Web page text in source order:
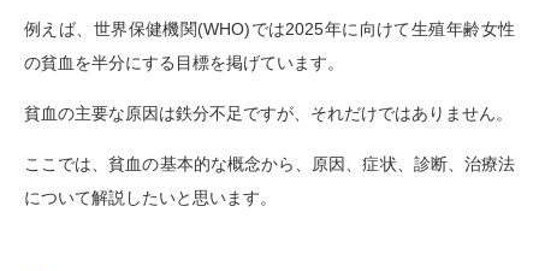
例えば、世界保健機関(WHO)では2025年に向けて生殖年齢女性
の貧血を半分にする目標を掲げています。
貧血の主要な原因は鉄分不足ですが、それだけではありません。
ここでは、貧血の基本的な概念から、原因、症状、診断、治療法
について解説したいと思います。